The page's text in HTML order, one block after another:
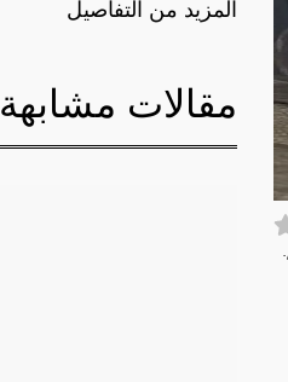
المزيد من التفاصيل
مقالات مشابهة